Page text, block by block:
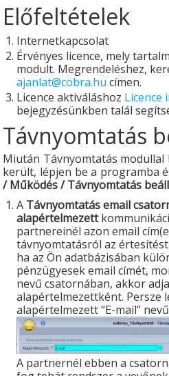
Előfeltételek
Internetkapcsolat
Érvényes licence, mely
modult. Megrendeléshez,
ajanlat@cobra.hu címen.
Licence aktiváláshoz Licence
bejegyzésünkben talál
Távnyomtatás
Miután Távnyomtatás
került, lépjen be a programba
/ Működés / Távnyomtatás
A Távnyomtatás email
alapértelmezett
partnereinél azon email
távnyomtatásról az
ha az Ön adatbázisában
pénzügyesek email címét,
nevű csatornában, akkor
alapértelmezettként. Persze
alapértelmezett “E-mail”
A partnernél ebben a